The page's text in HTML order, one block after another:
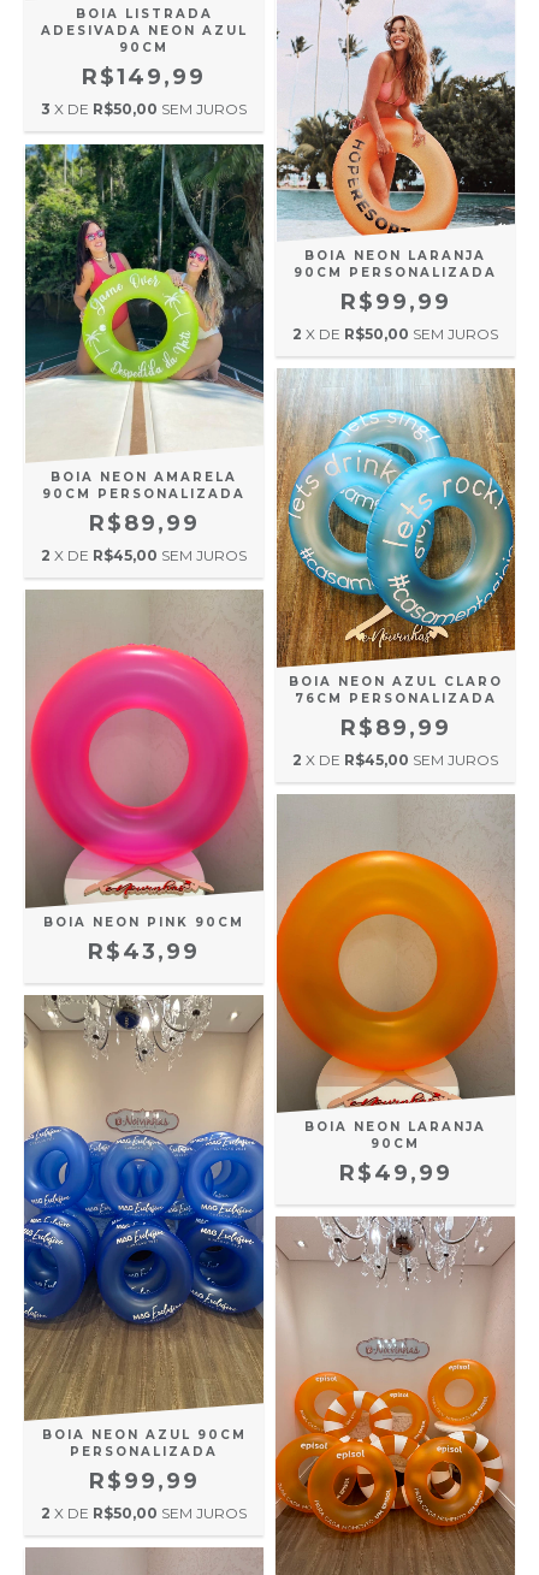
BOIA LISTRADA
ADESIVADA NEON AZUL
90CM
R$149,99
3 X DE R$50,00 SEM JUROS
BOIA NEON LARANJA
90CM PERSONALIZADA
R$99,99
2 X DE R$50,00 SEM JUROS
BOIA NEON AMARELA
90CM PERSONALIZADA
R$89,99
2 X DE R$45,00 SEM JUROS
BOIA NEON AZUL CLARO
76CM PERSONALIZADA
R$89,99
2 X DE R$45,00 SEM JUROS
BOIA NEON PINK 90CM
R$43,99
BOIA NEON LARANJA
90CM
R$49,99
BOIA NEON AZUL 90CM
PERSONALIZADA
R$99,99
2 X DE R$50,00 SEM JUROS